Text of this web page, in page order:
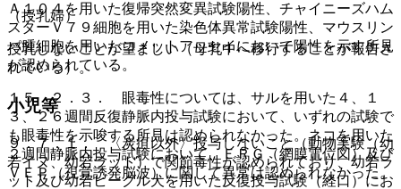
Ａ１０４を用いた復帰突然変異試験陽性、チャイニーズハム
スターＶ７９細胞を用いた染色体異常試験陽性、マウスリン
パ腫細胞を用いたコメットアッセイにおいて陽性を示す所見
が認められている。
１５．２．３． 眼毒性については、サルを用いた４、１
３、２６週間反復静脈内投与試験において、いずれの試験で
も眼毒性を示唆する所見は認められなかった。ネコを用いた
２週間静脈内投与試験において、ＥＲＧ（網膜電位図）及び
ＶＥＰ（視覚誘発脳波）に関して異常は認められなかった。
（授乳婦）
授乳しないことが望ましい（母乳中へ移行することが報告さ
れている）。
小児等
９．７．１． 〈炭疽以外〉投与しないこと（動物実験（幼
若イヌ、幼若ラット）で関節毒性が認められており、幼若ラ
ット及び幼若ビーグル犬を用いた反復投与試験（経口）にお